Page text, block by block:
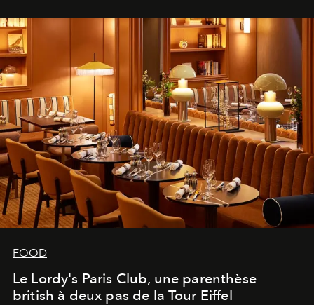
FOOD
Le Lordy's Paris Club, une parenthèse
british à deux pas de la Tour Eiffel